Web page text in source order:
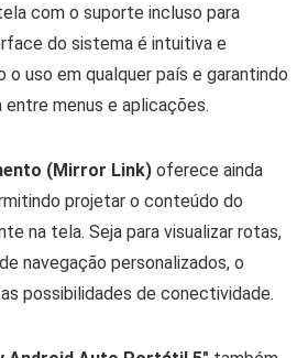
com o suporte incluso para
do sistema é intuitiva e
uso em qualquer país e garantindo
entre menus e aplicações.
(Mirror Link) oferece ainda
projetar o conteúdo do
na tela. Seja para visualizar rotas,
navegação personalizados, o
possibilidades de conectividade.